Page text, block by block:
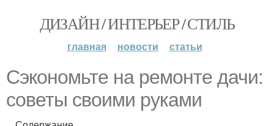
ДИЗАЙН / ИНТЕРЬЕР / СТИЛЬ
главная новости статьи
Сэкономьте на ремонте дачи:
советы своими руками